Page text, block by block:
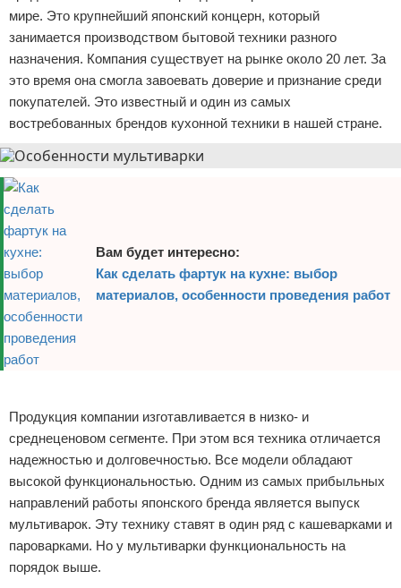
мире. Это крупнейший японский концерн, который
занимается производством бытовой техники разного
назначения. Компания существует на рынке около 20 лет. За
это время она смогла завоевать доверие и признание среди
покупателей. Это известный и один из самых
востребованных брендов кухонной техники в нашей стране.
Вам будет интересно:
Как сделать фартук на кухне: выбор
материалов, особенности проведения работ
Продукция компании изготавливается в низко- и
среднеценовом сегменте. При этом вся техника отличается
надежностью и долговечностью. Все модели обладают
высокой функциональностью. Одним из самых прибыльных
направлений работы японского бренда является выпуск
мультиварок. Эту технику ставят в один ряд с кашеварками и
пароварками. Но у мультиварки функциональность на
порядок выше.